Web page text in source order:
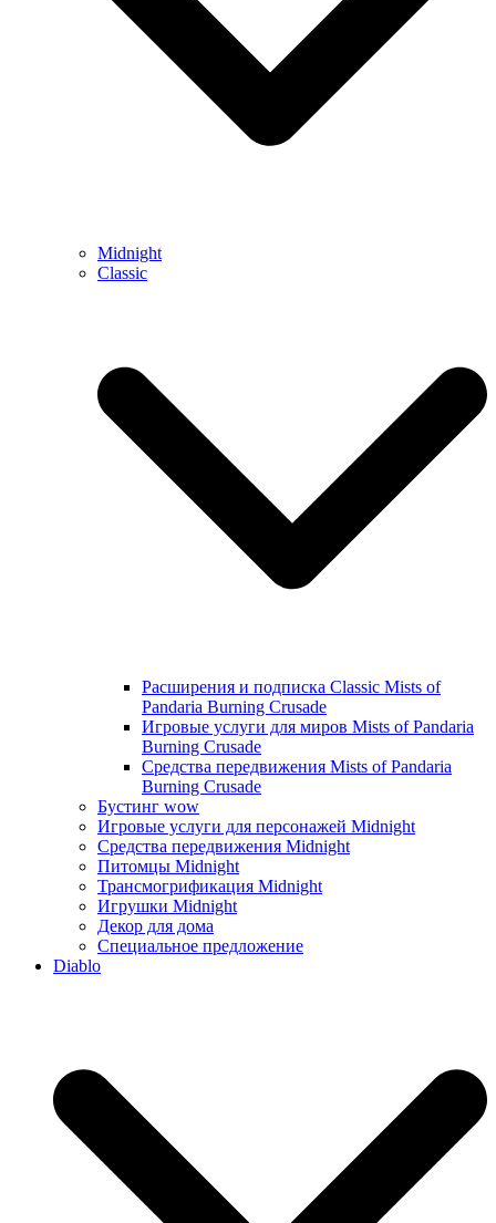
Midnight
Classic
Расширения и подписка Classic Mists of
Pandaria Burning Crusade
Игровые услуги для миров Mists of Pandaria
Burning Crusade
Средства передвижения Mists of Pandaria
Burning Crusade
Бустинг wow
Игровые услуги для персонажей Midnight
Средства передвижения Midnight
Питомцы Midnight
Трансмогрификация Midnight
Игрушки Midnight
Декор для дома
Специальное предложение
Diablo